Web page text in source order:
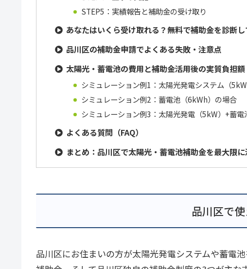
STEP5：実績報告と補助金の受け取り
あなたはいくら受け取れる？無料で補助金を診断し
品川区の補助金申請でよくある失敗・注意点
太陽光・蓄電池の費用と補助金活用後の実質負担額
シミュレーション例1：太陽光発電システム（
シミュレーション例2：蓄電池（6kWh）の場合
シミュレーション例3：太陽光発電（5kW）+蓄
よくある質問（FAQ）
まとめ：品川区で太陽光・蓄電池補助金を最大限に
品川区で
品川区にお住まいの方が太陽光発電システムや蓄電